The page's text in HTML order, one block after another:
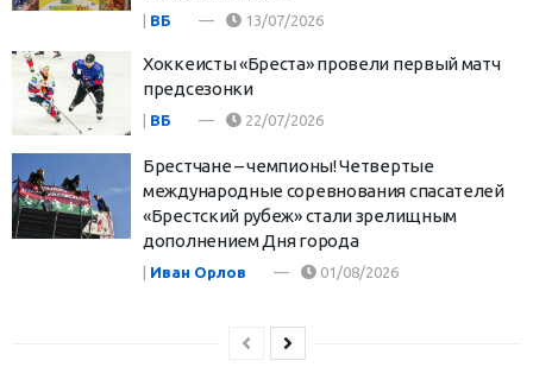
ВБ 13/07/2026
Хоккеисты «Бреста» провели первый матч
предсезонки
ВБ 22/07/2026
Брестчане – чемпионы! Четвертые
международные соревнования спасателей
«Брестский рубеж» стали зрелищным
дополнением Дня города
Иван Орлов 01/08/2026